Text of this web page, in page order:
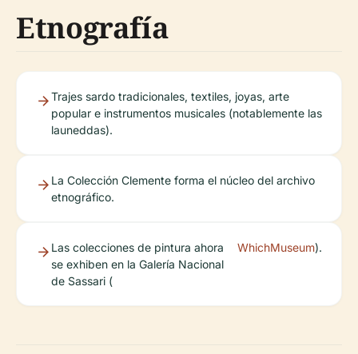
Etnografía
Trajes sardo tradicionales, textiles, joyas, arte
popular e instrumentos musicales (notablemente las
launeddas).
La Colección Clemente forma el núcleo del archivo
etnográfico.
Las colecciones de pintura ahora
se exhiben en la Galería Nacional
de Sassari (
WhichMuseum).